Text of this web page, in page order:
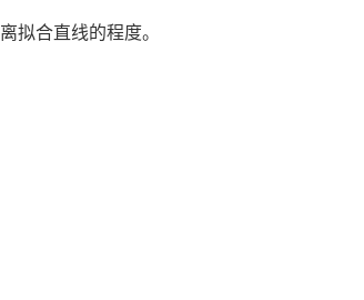
拟合直线的程度。